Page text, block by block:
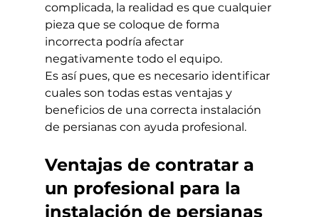
complicada, la realidad es que cualquier
pieza que se coloque de forma
incorrecta podría afectar
negativamente todo el equipo.
Es así pues, que es necesario identificar
cuales son todas estas ventajas y
beneficios de una correcta instalación
de persianas con ayuda profesional.
Ventajas de contratar a
un profesional para la
instalación de persianas